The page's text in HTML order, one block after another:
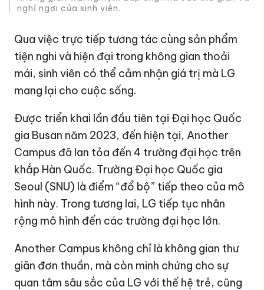
nghỉ ngơi của sinh viên.
Qua việc trực tiếp tương tác cùng sản phẩm
tiện nghi và hiện đại trong không gian thoải
mái, sinh viên có thể cảm nhận giá trị mà LG
mang lại cho cuộc sống.
Được triển khai lần đầu tiên tại Đại học Quốc
gia Busan năm 2023, đến hiện tại, Another
Campus đã lan tỏa đến 4 trường đại học trên
khắp Hàn Quốc. Trường Đại học Quốc gia
Seoul (SNU) là điểm “đổ bộ” tiếp theo của mô
hình này. Trong tương lai, LG tiếp tục nhân
rộng mô hình đến các trường đại học lớn.
Another Campus không chỉ là không gian thư
giãn đơn thuần, mà còn minh chứng cho sự
quan tâm sâu sắc của LG với thế hệ trẻ, cũng